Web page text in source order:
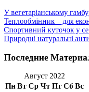
У вегетаріанському
Теплообмінник – для
Спортивний куточок у
Природні натуральні
Последние
Август 2022
Пн Вт Ср Чт Пт Сб Вс